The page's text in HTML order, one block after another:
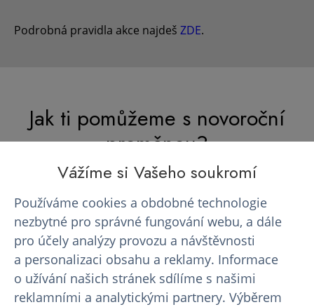
Podrobná pravidla akce najdeš ZDE.
Jak ti pomůžeme s novoroční
proměnou?
Pomoc druhým
Vážíme si Vašeho soukromí
Používáme cookies a obdobné technologie
nezbytné pro správné fungování webu, a dále
pro účely analýzy provozu a návštěvnosti
a personalizaci obsahu a reklamy. Informace
o užívání našich stránek sdílíme s našimi
reklamními a analytickými partnery. Výběrem